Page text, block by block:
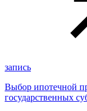
запись
Выбор ипотечной
государственных